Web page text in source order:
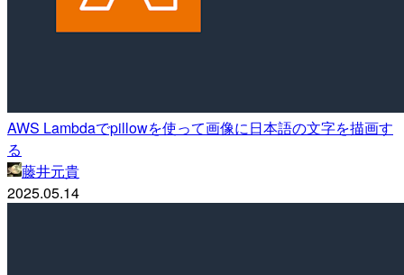
AWS Lambdaでpillowを使って画像に日本語の文字を描画す
る
藤井元貴
2025.05.14